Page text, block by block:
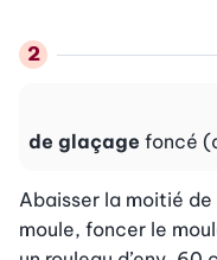
de glaçage foncé
Abaisser la moitié
moule, foncer le